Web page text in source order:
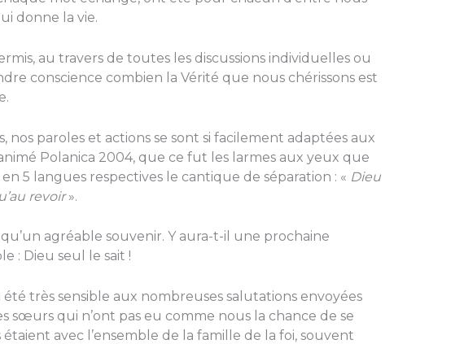
donne la vie.
au travers de toutes les discussions individuelles ou
conscience combien la Vérité que nous chérissons est
nos paroles et actions se sont si facilement adaptées aux
Polanica 2004, que ce fut les larmes aux yeux que
5 langues respectives le cantique de séparation : « Dieu
revoir».
qu’un agréable souvenir. Y aura-t-il une prochaine
: Dieu seul le sait !
été très sensible aux nombreuses salutations envoyées
sœurs qui n’ont pas eu comme nous la chance de se
étaient avec l’ensemble de la famille de la foi, souvent